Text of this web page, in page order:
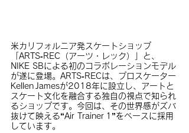
米カリフォルニア発スケートショップ
「ARTS‑REC（アーツ・レック）」と、
NIKE SBによる初のコラボレーションモデル
が遂に登場。ARTS‑RECは、プロスケーター
Kellen Jamesが2018年に設立し、アートと
スケート文化を融合する独自の視点で知られ
るショップです。今回は、その世界感がズバ
抜けて映える“Air Trainer 1”をベースに採用
しています。